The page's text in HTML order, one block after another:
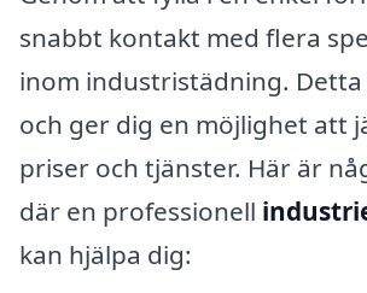
snabbt kontakt med flera
inom industristädning.
och ger dig en möjlighet att
priser och tjänster. Här är
där en professionell
kan hjälpa dig: